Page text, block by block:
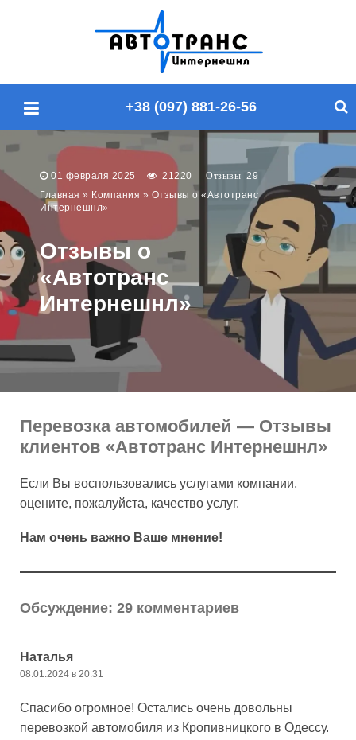
п
о
т
у
+38 (097) 881-26-56
01 февраля 2025 21220
29
Главная » Компания » Отзывы о «Автотранс
Интернешнл»
Отзывы о
«Автотранс
Интернешнл»
Перевозка автомобилей — Отзывы
клиентов «Автотранс Интернешнл»
Если Вы воспользовались услугами компании,
оцените, пожалуйста, качество услуг.
Нам очень важно Ваше мнение!
Обсуждение: 29 комментариев
Наталья
08.01.2024 в 20:31
Спасибо огромное! Остались очень довольны
перевозкой автомобиля из Кропивницкого в Одессу.